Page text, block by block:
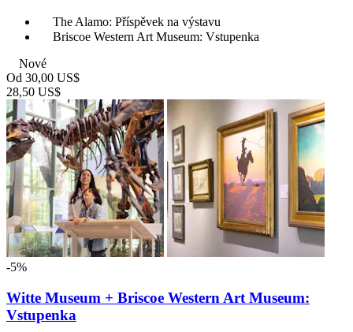
The Alamo: Příspěvek na výstavu
Briscoe Western Art Museum: Vstupenka
Nové
Od 30,00 US$
28,50 US$
-5%
Witte Museum + Briscoe Western Art Museum:
Vstupenka